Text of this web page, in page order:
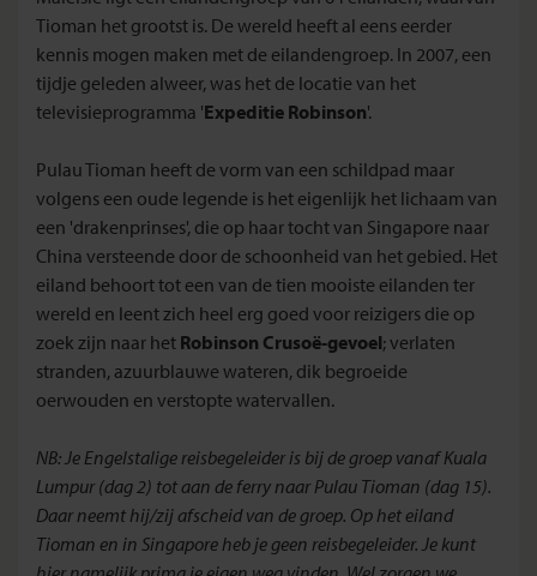
Tioman het grootst is. De wereld heeft al eens eerder
kennis mogen maken met de eilandengroep. In 2007, een
tijdje geleden alweer, was het de locatie van het
televisieprogramma 'Expeditie Robinson'.
Pulau Tioman heeft de vorm van een schildpad maar
volgens een oude legende is het eigenlijk het lichaam van
een 'drakenprinses', die op haar tocht van Singapore naar
China versteende door de schoonheid van het gebied. Het
eiland behoort tot een van de tien mooiste eilanden ter
wereld en leent zich heel erg goed voor reizigers die op
zoek zijn naar het Robinson Crusoë-gevoel; verlaten
stranden, azuurblauwe wateren, dik begroeide
oerwouden en verstopte watervallen.
NB: Je Engelstalige reisbegeleider is bij de groep vanaf Kuala
Lumpur (dag 2) tot aan de ferry naar Pulau Tioman (dag 15).
Daar neemt hij/zij afscheid van de groep. Op het eiland
Tioman en in Singapore heb je geen reisbegeleider. Je kunt